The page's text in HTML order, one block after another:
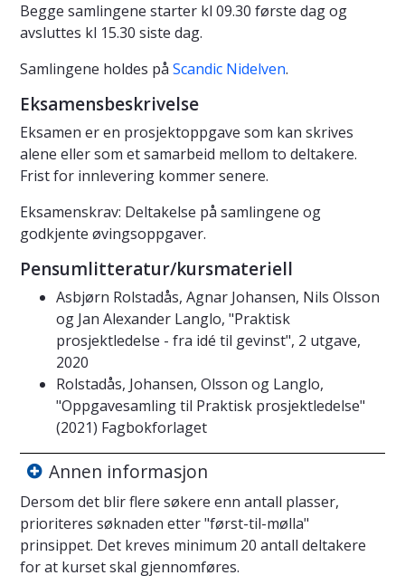
Begge samlingene starter kl 09.30 første dag og
avsluttes kl 15.30 siste dag.
Samlingene holdes på Scandic Nidelven.
Eksamensbeskrivelse
Eksamen er en prosjektoppgave som kan skrives
alene eller som et samarbeid mellom to deltakere.
Frist for innlevering kommer senere.
Eksamenskrav: Deltakelse på samlingene og
godkjente øvingsoppgaver.
Pensumlitteratur/kursmateriell
Asbjørn Rolstadås, Agnar Johansen, Nils Olsson
og Jan Alexander Langlo, "Praktisk
prosjektledelse - fra idé til gevinst", 2 utgave,
2020
Rolstadås, Johansen, Olsson og Langlo,
"Oppgavesamling til Praktisk prosjektledelse"
(2021) Fagbokforlaget
Annen informasjon
Dersom det blir flere søkere enn antall plasser,
prioriteres søknaden etter "først-til-mølla"
prinsippet. Det kreves minimum 20 antall deltakere
for at kurset skal gjennomføres.